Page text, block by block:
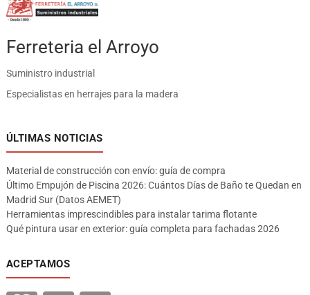
Ferreteria el Arroyo
Suministro industrial
Especialistas en herrajes para la madera
ÚLTIMAS NOTICIAS
Material de construcción con envío: guía de compra
Último Empujón de Piscina 2026: Cuántos Días de Baño te Quedan en
Madrid Sur (Datos AEMET)
Herramientas imprescindibles para instalar tarima flotante
Qué pintura usar en exterior: guía completa para fachadas 2026
ACEPTAMOS